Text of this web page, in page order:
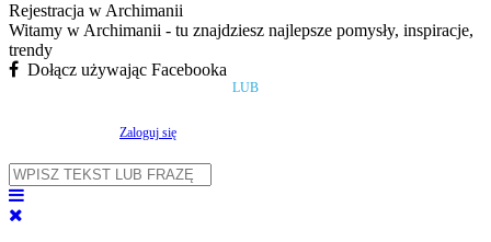
Rejestracja w Archimanii
Witamy w Archimanii - tu znajdziesz najlepsze pomysły, inspiracje,
trendy
Dołącz używając Facebooka
LUB
Zaloguj się